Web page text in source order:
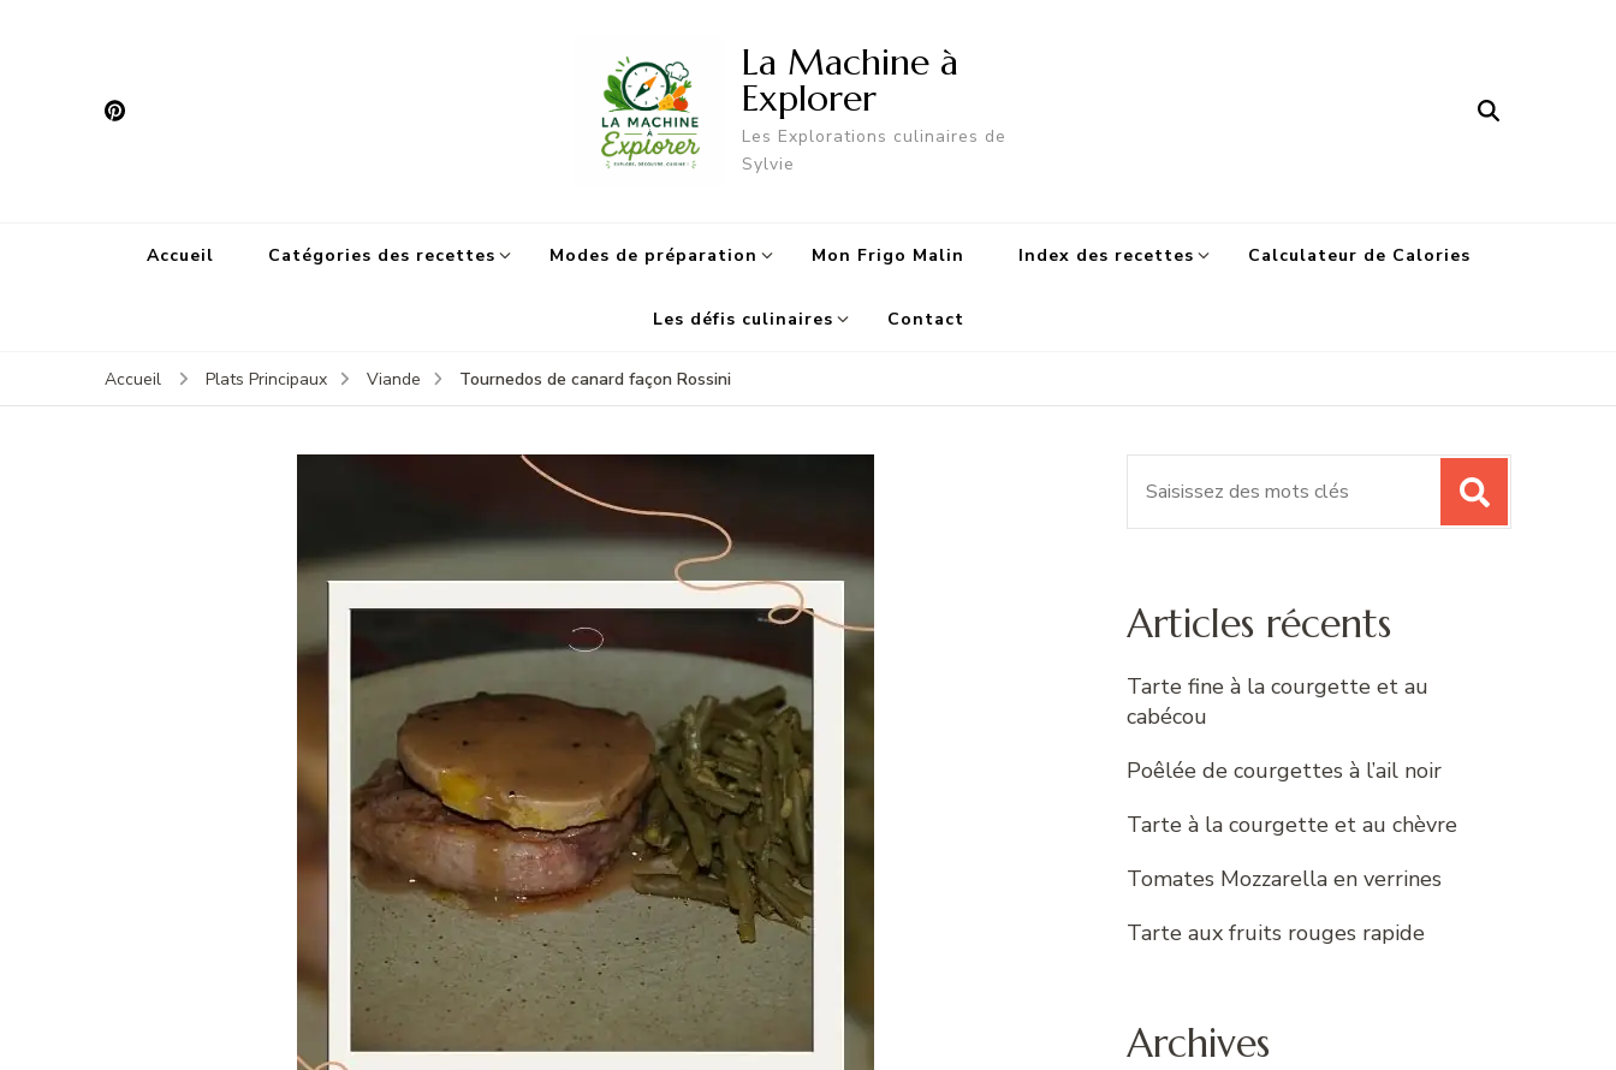
La Machine à
Explorer
Les Explorations culinaires de
Sylvie
Accueil Catégories des recettes Modes de préparation Mon Frigo Malin Index des recettes Calculateur de Calories
Les défis culinaires Contact
Accueil Plats Principaux Viande Tournedos de canard façon Rossini
Articles récents
Tarte fine à la courgette et au
cabécou
Poêlée de courgettes à l’ail noir
Tarte à la courgette et au chèvre
Tomates Mozzarella en verrines
Tarte aux fruits rouges rapide
Archives